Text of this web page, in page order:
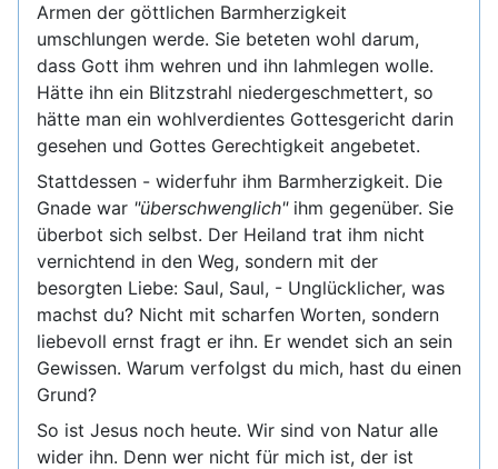
Armen der göttlichen Barmherzigkeit
umschlungen werde. Sie beteten wohl darum,
dass Gott ihm wehren und ihn lahmlegen wolle.
Hätte ihn ein Blitzstrahl niedergeschmettert, so
hätte man ein wohlverdientes Gottesgericht darin
gesehen und Gottes Gerechtigkeit angebetet.
Stattdessen - widerfuhr ihm Barmherzigkeit. Die
Gnade war "überschwenglich"ihm gegenüber. Sie
überbot sich selbst. Der Heiland trat ihm nicht
vernichtend in den Weg, sondern mit der
besorgten Liebe: Saul, Saul, - Unglücklicher, was
machst du? Nicht mit scharfen Worten, sondern
liebevoll ernst fragt er ihn. Er wendet sich an sein
Gewissen. Warum verfolgst du mich, hast du einen
Grund?
So ist Jesus noch heute. Wir sind von Natur alle
wider ihn. Denn wer nicht für mich ist, der ist